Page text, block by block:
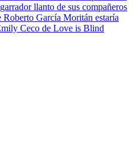
llanto de sus compañeros
Roberto García Moritán estaría
Ceco de Love is Blind